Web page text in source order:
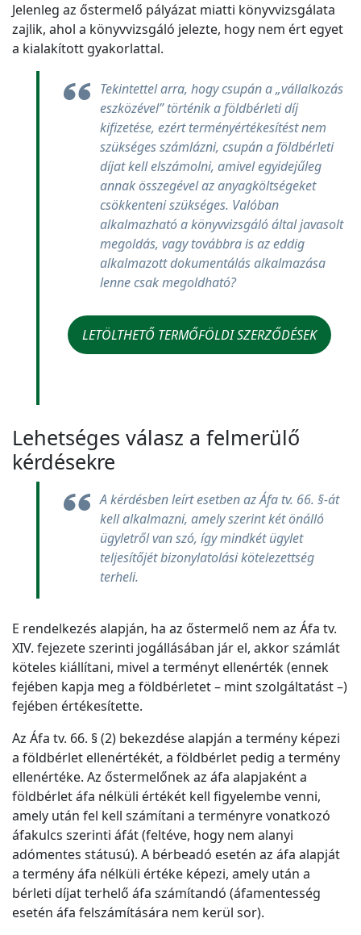
Jelenleg az őstermelő pályázat miatti könyvvizsgálata
zajlik, ahol a könyvvizsgáló jelezte, hogy nem ért egyet
a kialakított gyakorlattal.
Tekintettel arra, hogy csupán a „vállalkozás
eszközével” történik a földbérleti díj
kifizetése, ezért terményértékesítést nem
szükséges számlázni, csupán a földbérleti
díjat kell elszámolni, amivel egyidejűleg
annak összegével az anyagköltségeket
csökkenteni szükséges. Valóban
alkalmazható a könyvvizsgáló által javasolt
megoldás, vagy továbbra is az eddig
alkalmazott dokumentálás alkalmazása
lenne csak megoldható?
LETÖLTHETŐ TERMŐFÖLDI SZERZŐDÉSEK
Lehetséges válasz a felmerülő
kérdésekre
A kérdésben leírt esetben az Áfa tv. 66. §-át
kell alkalmazni, amely szerint két önálló
ügyletről van szó, így mindkét ügylet
teljesítőjét bizonylatolási kötelezettség
terheli.
E rendelkezés alapján, ha az őstermelő nem az Áfa tv.
XIV. fejezete szerinti jogállásában jár el, akkor számlát
köteles kiállítani, mivel a terményt ellenérték (ennek
fejében kapja meg a földbérletet – mint szolgáltatást –)
fejében értékesítette.
Az Áfa tv. 66. § (2) bekezdése alapján a termény képezi
a földbérlet ellenértékét, a földbérlet pedig a termény
ellenértéke. Az őstermelőnek az áfa alapjaként a
földbérlet áfa nélküli értékét kell figyelembe venni,
amely után fel kell számítani a terményre vonatkozó
áfakulcs szerinti áfát (feltéve, hogy nem alanyi
adómentes státusú). A bérbeadó esetén az áfa alapját
a termény áfa nélküli értéke képezi, amely után a
bérleti díjat terhelő áfa számítandó (áfamentesség
esetén áfa felszámítására nem kerül sor).